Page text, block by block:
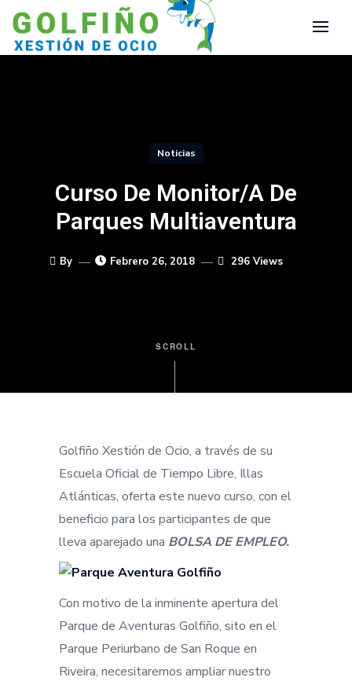
Noticias
Curso De Monitor/a De
Parques Multiaventura
By Febrero 26, 2018 296 Views
SCROLL
Golfiño Xestión de Ocio, a través de su
Escuela Oficial de Tiempo Libre, Illas
Atlánticas, oferta este nuevo curso, con el
beneficio para los participantes de que
lleva aparejado una BOLSA DE EMPLEO.
Con motivo de la inminente apertura del
Parque de Aventuras Golfiño, sito en el
Parque Periurbano de San Roque en
Riveira, necesitaremos ampliar nuestro